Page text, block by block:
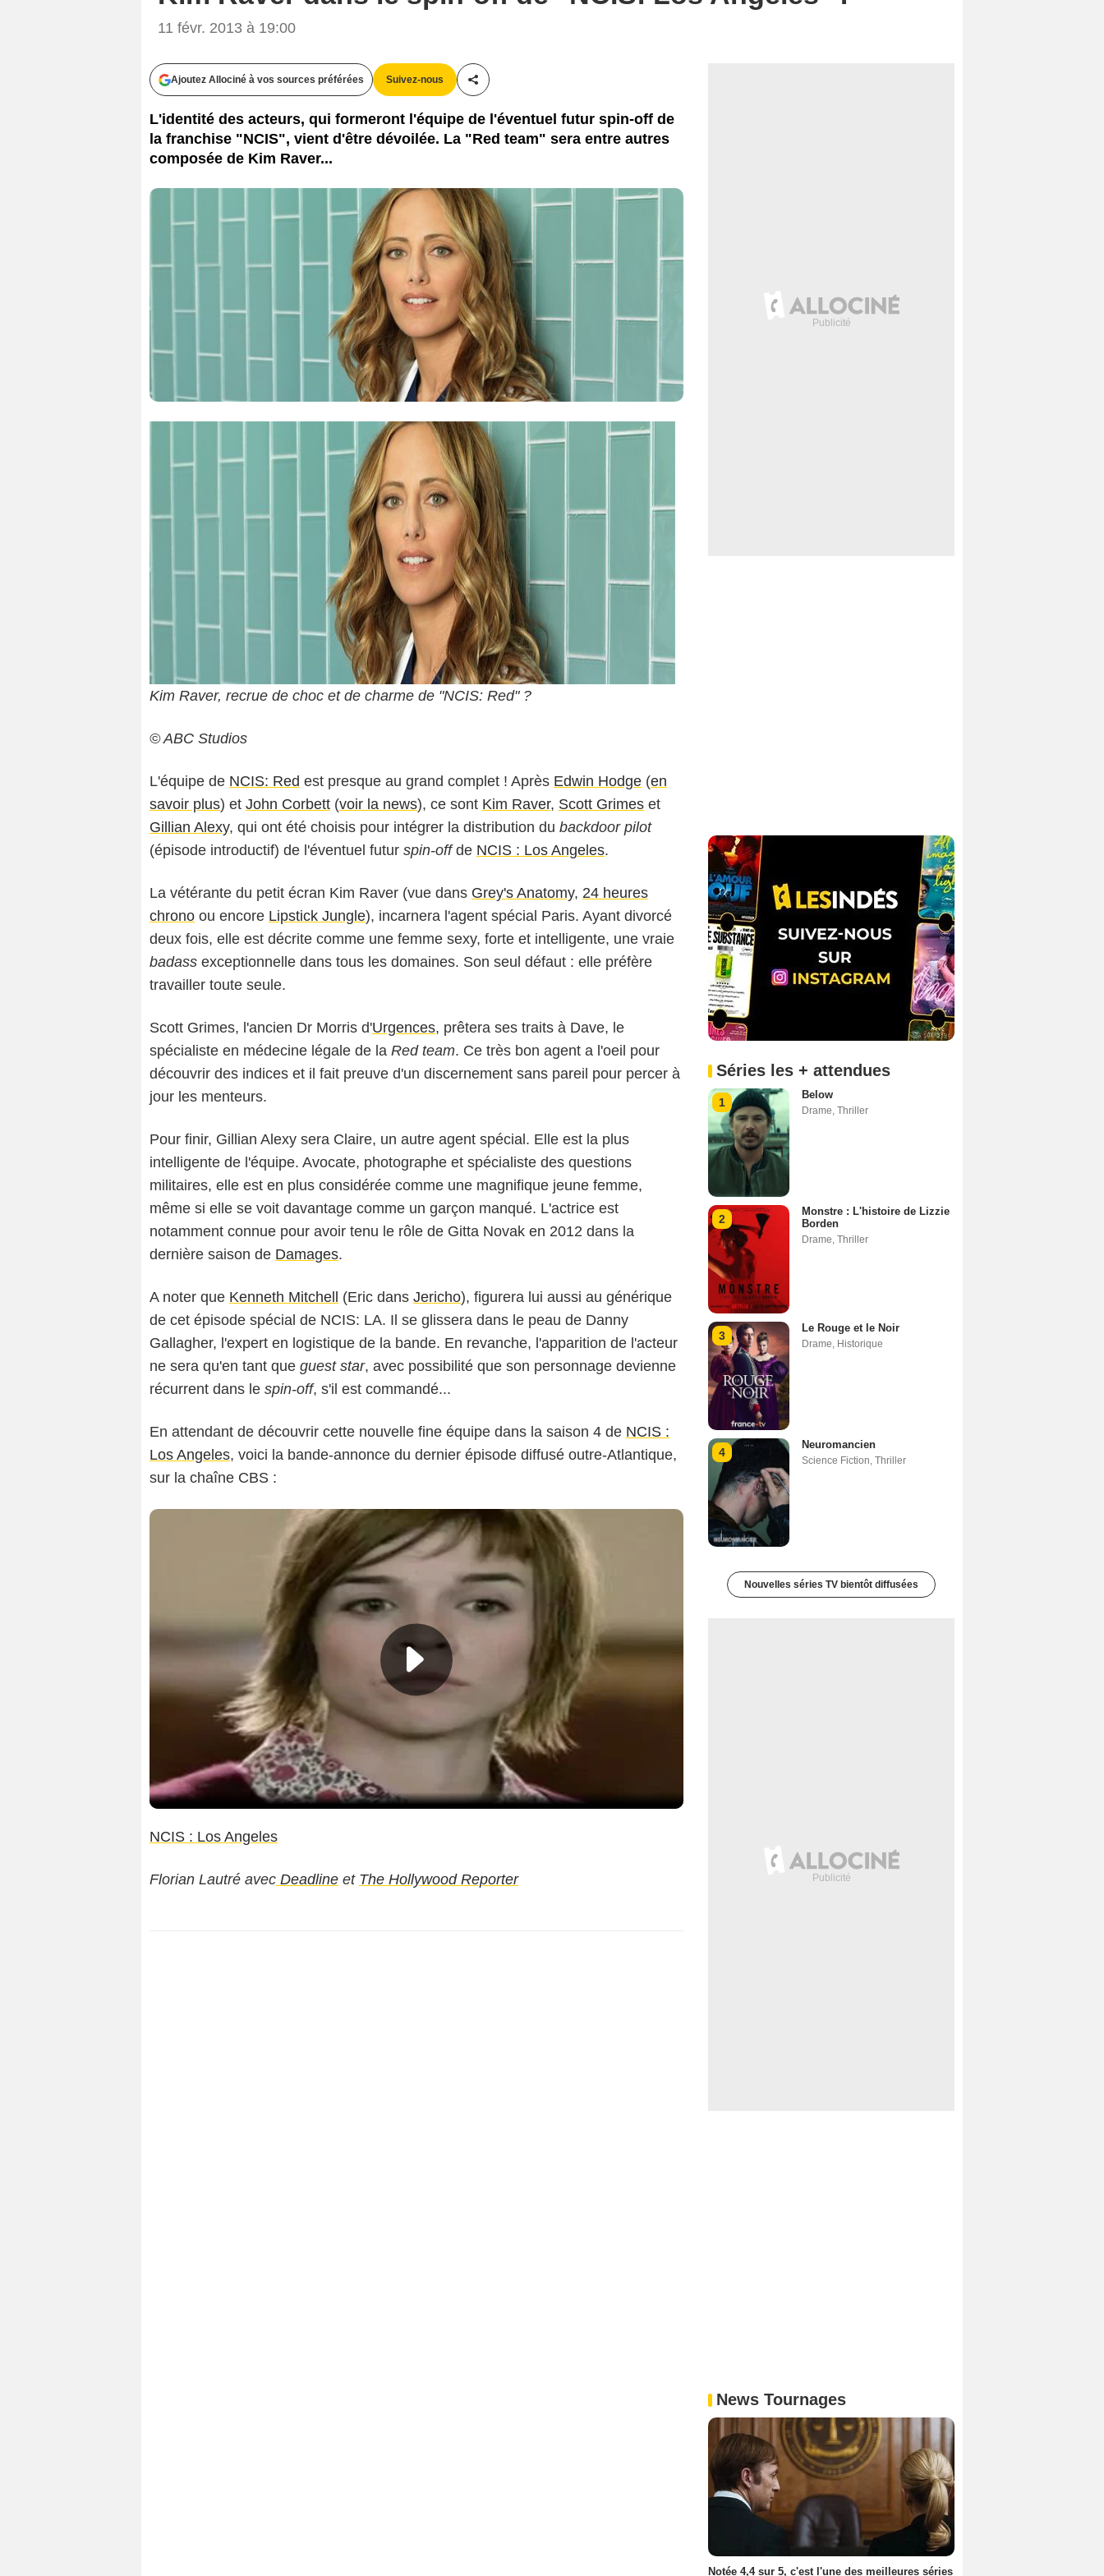
11 févr. 2013 à 19:00
Ajoutez Allociné à vos sources préférées Suivez-nous
Partager cet article
L'identité des acteurs, qui formeront l'équipe de l'éventuel futur spin-off de
la franchise "NCIS", vient d'être dévoilée. La "Red team" sera entre autres
composée de Kim Raver...
Kim Raver, recrue de choc et de charme de "NCIS: Red" ?
© ABC Studios
L'équipe de NCIS: Red est presque au grand complet ! Après Edwin Hodge (en
savoir plus) et John Corbett (voir la news), ce sont Kim Raver, Scott Grimes et
Gillian Alexy, qui ont été choisis pour intégrer la distribution du backdoor pilot
(épisode introductif) de l'éventuel futur spin-offde NCIS : Los Angeles.
La vétérante du petit écran Kim Raver (vue dans Grey's Anatomy, 24 heures
chrono ou encore Lipstick Jungle), incarnera l'agent spécial Paris. Ayant divorcé
deux fois, elle est décrite comme une femme sexy, forte et intelligente, une vraie
badass exceptionnelle dans tous les domaines. Son seul défaut : elle préfère
travailler toute seule.
Scott Grimes, l'ancien Dr Morris d'Urgences, prêtera ses traits à Dave, le
spécialiste en médecine légale de la Red team. Ce très bon agent a l'oeil pour
découvrir des indices et il fait preuve d'un discernement sans pareil pour percer à
jour les menteurs.
Pour finir, Gillian Alexy sera Claire, un autre agent spécial. Elle est la plus
intelligente de l'équipe. Avocate, photographe et spécialiste des questions
militaires, elle est en plus considérée comme une magnifique jeune femme,
même si elle se voit davantage comme un garçon manqué. L'actrice est
notamment connue pour avoir tenu le rôle de Gitta Novak en 2012 dans la
dernière saison de Damages.
A noter que Kenneth Mitchell (Eric dans Jericho), figurera lui aussi au générique
de cet épisode spécial de NCIS: LA. Il se glissera dans le peau de Danny
Gallagher, l'expert en logistique de la bande. En revanche, l'apparition de l'acteur
ne sera qu'en tant que guest star, avec possibilité que son personnage devienne
récurrent dans le spin-off, s'il est commandé...
En attendant de découvrir cette nouvelle fine équipe dans la saison 4 de NCIS :
Los Angeles, voici la bande-annonce du dernier épisode diffusé outre-Atlantique,
sur la chaîne CBS :
NCIS : Los Angeles
Florian Lautré avec Deadline et The Hollywood Reporter
Séries les + attendues
1
Below
Drame Thriller
2
Monstre : L'histoire de Lizzie
Borden
Drame Thriller
3
Le Rouge et le Noir
Drame Historique
4
Neuromancien
Science Fiction Thriller
Nouvelles séries TV bientôt diffusées
News Tournages
Notée 4,4 sur 5, c'est l'une des meilleures séries